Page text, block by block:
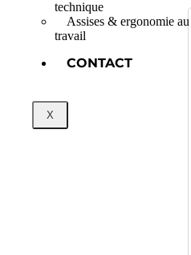
technique
Assises & ergonomie au
travail
CONTACT
X